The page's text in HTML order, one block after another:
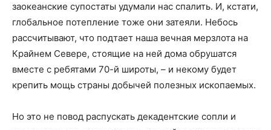
заокеанские супостаты удумали нас спалить. И, кстати,
глобальное потепление тоже они затеяли. Небось
рассчитывают, что подтает наша вечная мерзлота на
Крайнем Севере, стоящие на ней дома обрушатся
вместе с ребятами 70-й широты, – и некому будет
крепить мощь страны добычей полезных ископаемых.
Но это не повод распускать декадентские сопли и